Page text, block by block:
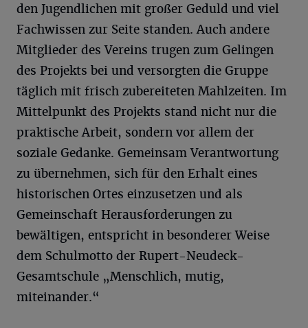
den Jugendlichen mit großer Geduld und viel
Fachwissen zur Seite standen. Auch andere
Mitglieder des Vereins trugen zum Gelingen
des Projekts bei und versorgten die Gruppe
täglich mit frisch zubereiteten Mahlzeiten. Im
Mittelpunkt des Projekts stand nicht nur die
praktische Arbeit, sondern vor allem der
soziale Gedanke. Gemeinsam Verantwortung
zu übernehmen, sich für den Erhalt eines
historischen Ortes einzusetzen und als
Gemeinschaft Herausforderungen zu
bewältigen, entspricht in besonderer Weise
dem Schulmotto der Rupert-Neudeck-
Gesamtschule „Menschlich, mutig,
miteinander.“